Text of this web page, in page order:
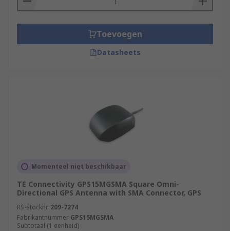
Toevoegen
Datasheets
Momenteel niet beschikbaar
TE Connectivity GPS15MGSMA Square Omni-
Directional GPS Antenna with SMA Connector, GPS
RS-stocknr. 209-7274
Fabrikantnummer GPS15MGSMA
Subtotaal (1 eenheid)